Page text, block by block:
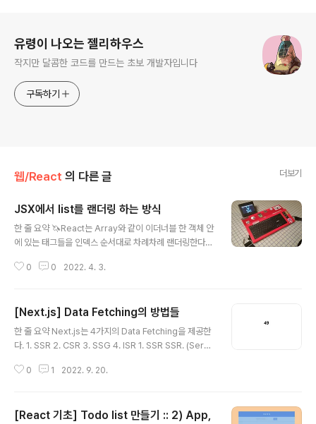
유령이 나오는 젤리하우스
작지만 달콤한 코드를 만드는 초보 개발자입니다
구독하기
웹/React 의 다른 글 더보기
JSX에서 list를 랜더링 하는 방식
한 줄 요약 🦄React는 Array와 같이 이더너블 한 객체 안
에 있는 태그들을 인덱스 순서대로 차례차례 랜더링한다🦄
지하기 위해 부여하는 안정적인 고유값이다🦄 빌드업 리액
의 컴포넌트를 렌더링 하기 위해서 리액트는 엘리먼트의
모음을 { } 사이로 낑겨넣어서 JSX에 포함시킬 수도록 해
줍니다. 쇼핑몰 홈페이지에 보여질 품목 리스트를 화면에
price:'1000000',stock:12}, {title:'커피콩', price:'50
0 0 2022. 4. 3.
[Next.js] Data Fetching의 방법들
한 줄 요약 Next.js는 4가지의 Data Fetching을 제공한
다. 1. SSR 2. CSR 3. SSG 4. ISR 1. SSR SSR. (Serve
여 화면을 그린다는 뜻이다. 서버 측에서 화면을 준비할 수
는 함수가 getServerSideProps이다. export async
0 1 2022. 9. 20.
[React 기초] Todo list 만들기 :: 2) App,